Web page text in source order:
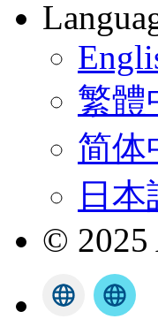
繁體
简体
日本
© 2025